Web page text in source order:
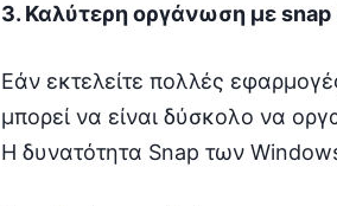
3. Καλύτερη οργάνωση με snap
Εάν εκτελείτε πολλές
μπορεί να είναι δύσκολο να
Η δυνατότητα Snap των